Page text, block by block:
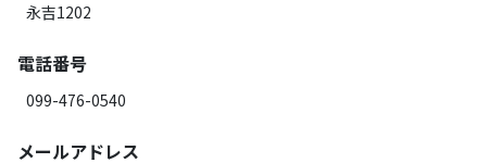
永吉1202
電話番号
099-476-0540
メールアドレス